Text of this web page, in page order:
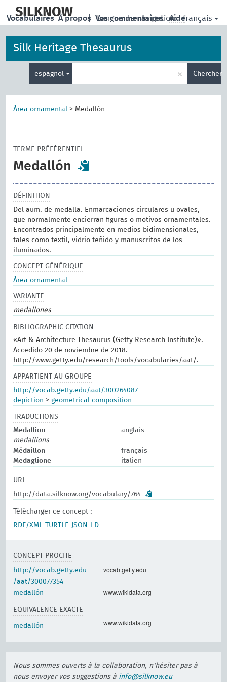
main
SILKNOW | Langue de navigation: français
Vocabulaires À propos Vos commentaires Aide
Silk Heritage Thesaurus
espagnol
de
recherche
× Chercher
Área ornamental > Medallón
TERME PRÉFÉRENTIEL
Medallón
DÉFINITION
Del aum. de medalla. Enmarcaciones circulares u ovales,
que normalmente encierran figuras o motivos ornamentales.
Encontrados principalmente en medios bidimensionales,
tales como textil, vidrio teñido y manuscritos de los
iluminados.
CONCEPT GÉNÉRIQUE
Área ornamental
VARIANTE
medallones
BIBLIOGRAPHIC CITATION
«Art & Architecture Thesaurus (Getty Research Institute)».
Accedido 20 de noviembre de 2018.
http://www.getty.edu/research/tools/vocabularies/aat/.
APPARTIENT AU GROUPE
http://vocab.getty.edu/aat/300264087
depiction >geometrical composition
TRADUCTIONS
Medallion
anglais
medallions
Médaillon
français
Medaglione
italien
URI
http://data.silknow.org/vocabulary/764
Télécharger ce concept :
RDF/XML
TURTLE JSON-LD
CONCEPT PROCHE
http://vocab.getty.edu
/aat/300077354
vocab.getty.edu
medallón www.wikidata.org
EQUIVALENCE EXACTE
medallón www.wikidata.org
Nous sommes ouverts à la collaboration, n'hésiter pas à
nous envoyer vos suggestions à info@silknow.eu